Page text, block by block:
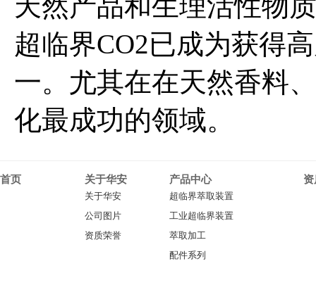
超临界CO2已成为获得
一。尤其在在天然香料
化最成功的领域。
首页 关于华安
关于华安
公司图片
资质荣誉
产品中心
超临界萃取装置
工业超临界装置
萃取加工
配件系列